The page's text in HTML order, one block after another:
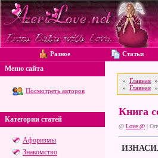
Разное Статьи
Меню сайта
Посмотреть авторов
Категории статей
Афоризмы
Знакомство
» Главная »
» Главная »
Книга
@ Love @ |